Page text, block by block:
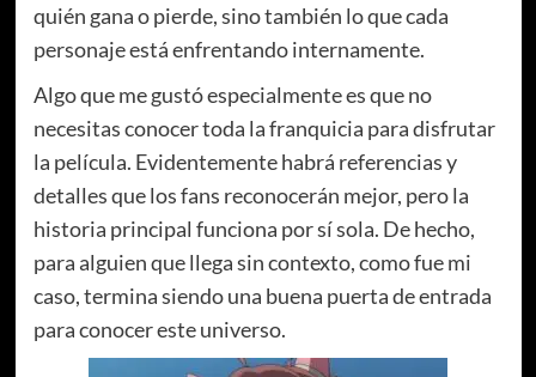
quién gana o pierde, sino también lo que cada
personaje está enfrentando internamente.
Algo que me gustó especialmente es que no
necesitas conocer toda la franquicia para disfrutar
la película. Evidentemente habrá referencias y
detalles que los fans reconocerán mejor, pero la
historia principal funciona por sí sola. De hecho,
para alguien que llega sin contexto, como fue mi
caso, termina siendo una buena puerta de entrada
para conocer este universo.